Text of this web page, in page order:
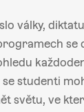
války,
se
se studenti
světu, ve